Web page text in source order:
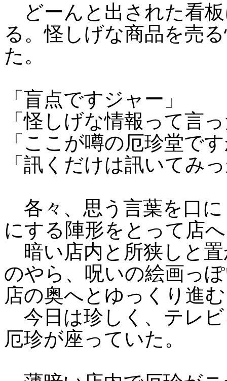
どーんと出された看
る。怪しげな商品を売
た。
「盲点ですジャー」
「怪しげな情報って言
「ここが噂の厄珍堂で
「訊くだけは訊いてみ
各々、思う言葉を口
にする陣形をとって店
暗い店内と所狭しと
のやら、呪いの絵画っ
店の奥へとゆっくり進
今日は珍しく、テレ
厄珍が座っていた。